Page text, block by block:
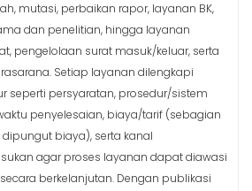
mutasi, perbaikan rapor, layanan BK,
dan penelitian, hingga layanan
pengelolaan surat masuk/keluar, serta
Setiap layanan dilengkapi
seperti persyaratan, prosedur/sistem
penyelesaian, biaya/tarif (sebagian
biaya), serta kanal
agar proses layanan dapat diawasi
berkelanjutan. Dengan publikasi